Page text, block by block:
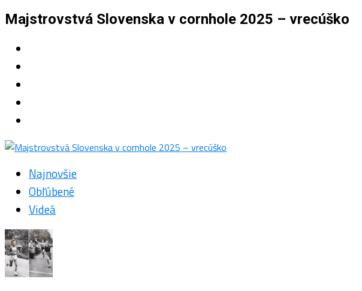
Majstrovstvá Slovenska v cornhole 2025 – vrecúško
Najnovšie
Obľúbené
Videá